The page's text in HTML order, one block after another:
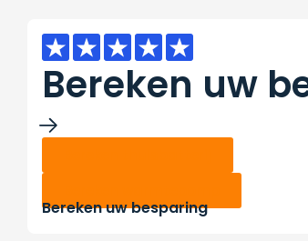
Bereken uw
Bereken uw besparing